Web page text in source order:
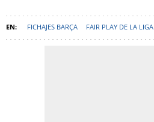
FICHAJES BARÇA FAIR PLAY DE LA LIGA